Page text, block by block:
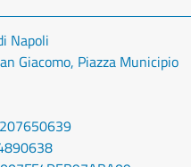
Napoli
Giacomo, Piazza Municipio